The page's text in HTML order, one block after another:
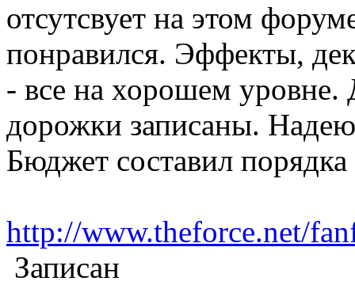
отсутсвует на этом
понравился. Эффекты,
- все на хорошем
дорожки записаны.
Бюджет составил
http://www.theforce.net/
Записан